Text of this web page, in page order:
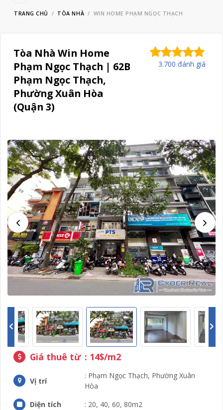
TRANG CHỦ TÒA NHÀ WIN HOME PHẠM NGỌC THẠCH
Tòa Nhà Win Home
Phạm Ngọc Thạch | 62B
Phạm Ngọc Thạch,
Phường Xuân Hòa
(Quận 3)
3.700 đánh giá
Giá thuê từ : 14$/m2
Vị trí
: Phạm Ngọc Thạch, Phường Xuân
Hòa
Diện tích
: 20, 40, 60, 80m2